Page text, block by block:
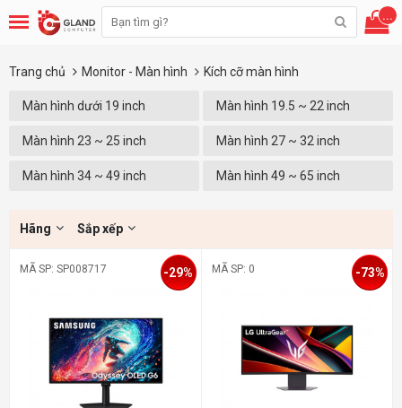
...
Trang chủ Monitor - Màn hình Kích cỡ màn hình
Màn hình dưới 19 inch Màn hình 19.5 ~ 22 inch
Màn hình 23 ~ 25 inch Màn hình 27 ~ 32 inch
Màn hình 34 ~ 49 inch Màn hình 49 ~ 65 inch
Hãng Sắp xếp
MÃ SP: SP008717 -29% MÃ SP: 0 -73%